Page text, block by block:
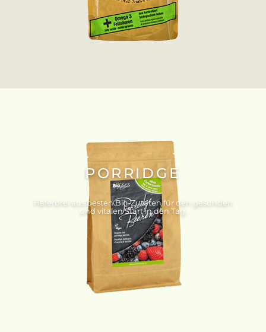
PORRIDGE
Haferbrei aus besten Bio-Zutaten für den gesunden
und vitalen Start in den Tag.